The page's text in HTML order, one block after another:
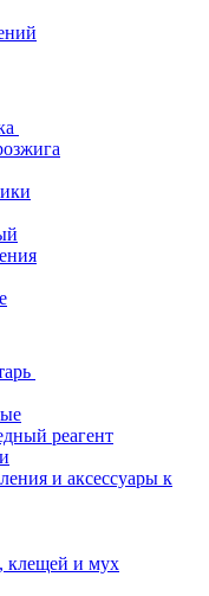
реагент
и аксессуары к
клещей и мух